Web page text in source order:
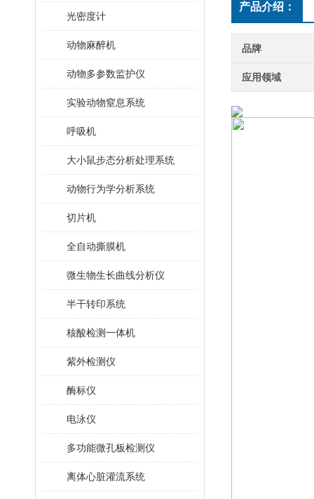
光密度计
动物麻醉机
动物多参数监护仪
实验动物窒息系统
呼吸机
大小鼠步态分析处理系统
动物行为学分析系统
切片机
全自动撕膜机
微生物生长曲线分析仪
半干转印系统
核酸检测一体机
紫外检测仪
酶标仪
电泳仪
多功能微孔板检测仪
离体心脏灌流系统
产品介绍：
品牌
应用领域